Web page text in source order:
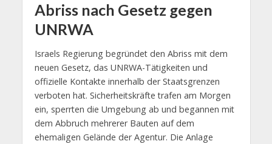
Abriss nach Gesetz gegen
UNRWA
Israels Regierung begründet den Abriss mit dem
neuen Gesetz, das UNRWA-Tätigkeiten und
offizielle Kontakte innerhalb der Staatsgrenzen
verboten hat. Sicherheitskräfte trafen am Morgen
ein, sperrten die Umgebung ab und begannen mit
dem Abbruch mehrerer Bauten auf dem
ehemaligen Gelände der Agentur. Die Anlage